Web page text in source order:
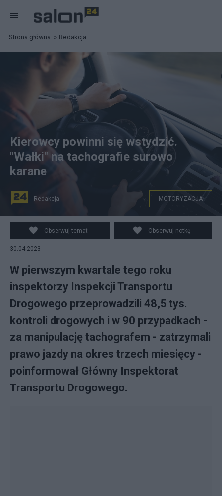
Strona główna Redakcja
Kierowcy powinni się wstydzić.
"Wałki" na tachografie surowo
karane
Redakcja MOTORYZACJA
Obserwuj temat Obserwuj notkę
30.04.2023
W pierwszym kwartale tego roku
inspektorzy Inspekcji Transportu
Drogowego przeprowadzili 48,5 tys.
kontroli drogowych i w 90 przypadkach -
za manipulację tachografem - zatrzymali
prawo jazdy na okres trzech miesięcy -
poinformował Główny Inspektorat
Transportu Drogowego.